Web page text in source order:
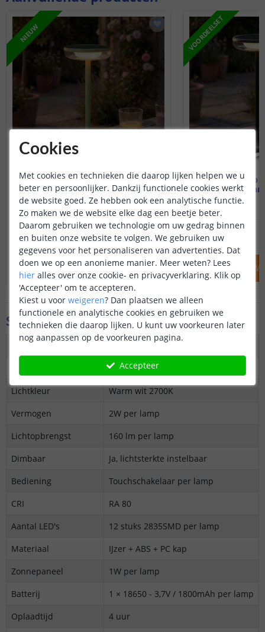
NIEUW
Tafellamp USB-C touch
VITA groen
OP VOORRAAD 29, 14,95
IN WINKELWAGEN
VOORDEELSET
Tafellamp
VITA
IN
Specificaties
Aantal stuks
2 tafellampen
Groen
Lichtkleur
Warm wit 2700K
Vermogen
2W per lamp
Lichtopbrengst
160 lm per lamp
Dimbaar
Ja, lichtsterkte instelbaar
Bediening
Touchschakelaar per lamp
CRI
RA 80
Aantal LED's
12 stuks 2835SMD per lamp
Materiaal
IJzer + ABS + PC kap
Zonnepaneel
1W per lamp
Batterij
1 × 18650 - 3,7V / 1800mAh per lamp
Oplaadtijd
4 uur
Cookies
Met cookies en technieken die daarop lijken helpen we u
beter en persoonlijker. Dankzij functionele cookies werkt
de website goed. Ze hebben ook een analytische functie.
Zo maken we de website elke dag een beetje beter.
Daarom gebruiken we technologie om uw gedrag binnen
en buiten onze website te volgen. We gebruiken uw
gegevens voor het personaliseren van advertenties. Dat
doen we op een anonieme manier. Meer weten? Lees
hier alles over onze cookie- en privacyverklaring. Klik op
'Accepteer' om te accepteren.
Kiest u voor weigeren? Dan plaatsen we alleen
functionele en analytische cookies en gebruiken we
technieken die daarop lijken. U kunt uw voorkeuren later
nog aanpassen op de voorkeuren pagina.
Accepteer